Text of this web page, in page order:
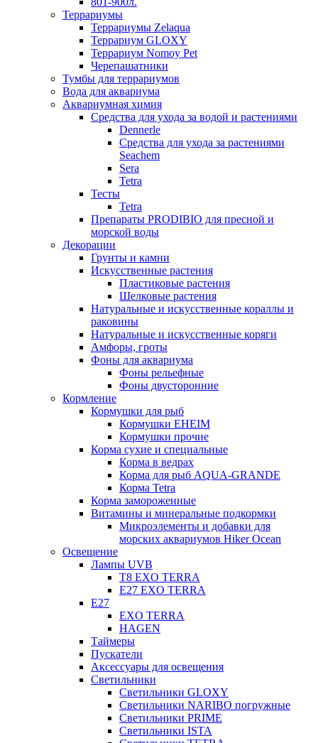
Террариумы
Террариумы Zelaqua
Террариум GLOXY
Террариум Nomoy Pet
Черепашатники
Тумбы для террариумов
Вода для аквариума
Аквариумная химия
Средства для ухода за водой и растениями
Dennerle
Средства для ухода за растениями
Seachem
Sera
Tetra
Тесты
Tetra
Препараты PRODIBIO для пресной и
морской воды
Декорации
Грунты и камни
Искусственные растения
Пластиковые растения
Шелковые растения
Натуральные и искусственные кораллы и
раковины
Натуральные и искусственные коряги
Амфоры, гроты
Фоны для аквариума
Фоны рельефные
Фоны двусторонние
Кормление
Кормушки для рыб
Кормушки EHEIM
Кормушки прочие
Корма сухие и специальные
Корма в ведрах
Корма для рыб AQUA-GRANDE
Корма Tetra
Корма замороженные
Витамины и минеральные подкормки
Микроэлементы и добавки для
морских аквариумов Hiker Ocean
Освещение
Лампы UVB
Т8 EXO TERRA
Е27 EXO TERRA
Е27
EXO TERRA
HAGEN
Таймеры
Пускатели
Аксессуары для освещения
Светильники
Светильники GLOXY
Светильники NARIBO погружные
Светильники PRIME
Светильники ISTA